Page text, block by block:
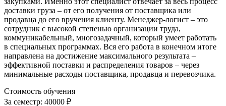
доставки груза – от его получения от поставщика или
продавца до его вручения клиенту. Менеджер-логист – это
сотрудник с высокой степенью организации труда,
коммуникабельный, многозадачный, который умеет работать
в специальных программах. Вся его работа в конечном итоге
направлена на достижение максимального результата –
эффективной поставки и распределения товаров – через
минимальные расходы поставщика, продавца и перевозчика.
Стоимость обучения
За семестр: 40000 ₽